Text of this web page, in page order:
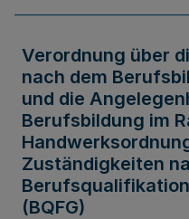
Verordnung über
nach dem
und die
Berufsbildung im
Zuständigkeiten
(BQFG)